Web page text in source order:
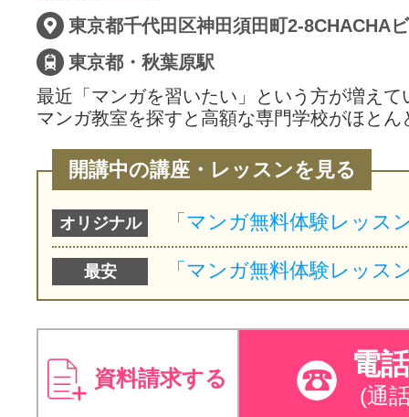
東京都千代田区神田須田町2-8CHACHA
東京都・秋葉原駅
最近「マンガを習いたい」という方が増えて
マンガ教室を探すと高額な専門学校がほと
開講中の講座・レッスンを見る
オリジナル
最安
資料請求する 電
(通